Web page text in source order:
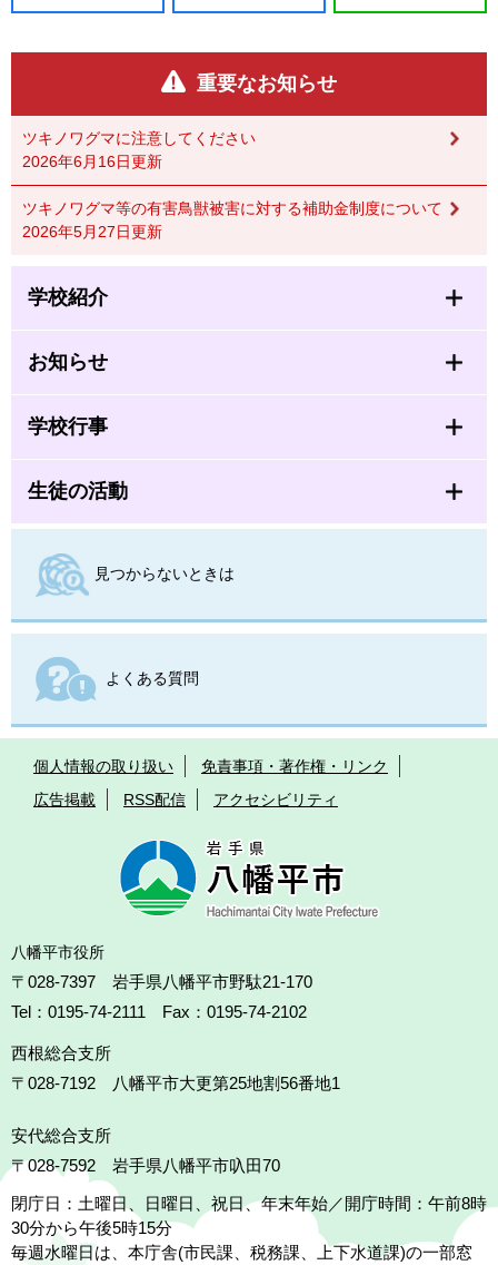
重要なお知らせ
ツキノワグマに注意してください
2026年6月16日更新
ツキノワグマ等の有害鳥獣被害に対する補助金制度について
2026年5月27日更新
学校紹介
お知らせ
学校行事
生徒の活動
見つからないときは
よくある質問
個人情報の取り扱い
免責事項・著作権・リンク
広告掲載
RSS配信 アクセシビリティ
八幡平市役所
〒028-7397 岩手県八幡平市野駄21-170
Tel：0195-74-2111 Fax：0195-74-2102
西根総合支所
〒028-7192
八幡平市大更第25地割56番地1
安代総合支所
〒028-7592
岩手県八幡平市叺田70
閉庁日：土曜日、日曜日、祝日、年末年始／開庁時間：午前8時
30分から午後5時15分
毎週水曜日は、本庁舎(市民課、税務課、上下水道課)の一部窓